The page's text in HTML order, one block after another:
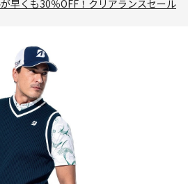
が早くも30％OFF！クリアランスセール